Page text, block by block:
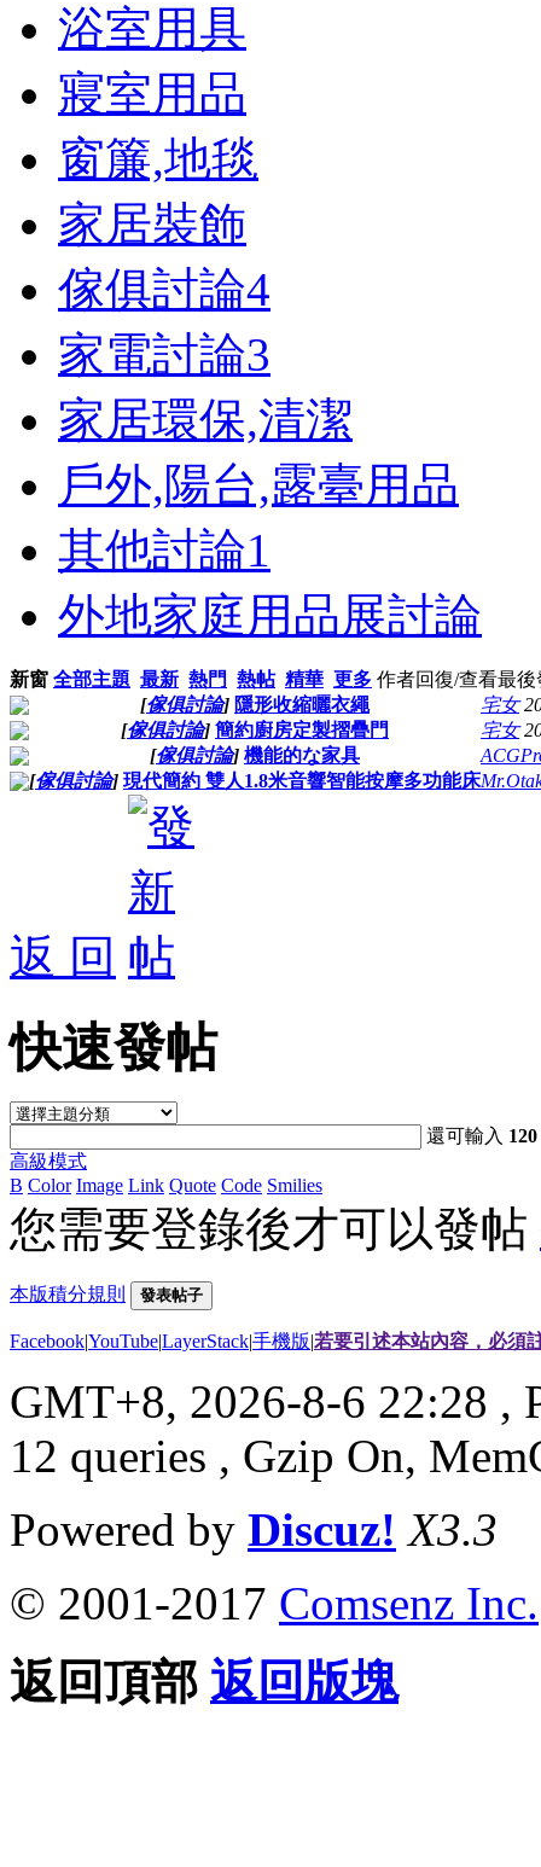
浴室用具
寢室用品
窗簾,地毯
家居裝飾
傢俱討論4
家電討論3
家居環保,清潔
戶外,陽台,露臺用品
其他討論1
外地家庭用品展討論
新窗 全部主題 最新 熱門 熱帖 精華 更多 作者回復/查看最後
[傢俱討論] 隱形收縮曬衣繩 宅女
[傢俱討論] 簡約廚房定製摺疊門 宅女
[傢俱討論] 機能的な家具
[傢俱討論] 現代簡約 雙人1.8米音響智能按摩多功能床
返 回
快速發帖
還可輸入 120
高級模式
B Color Image Link Quote Code Smilies
您需要登錄後才可以發帖
本版積分規則 發表帖子
Facebook|YouTube|LayerStack|手機版|若要引述本站內容，必須
GMT+8, 2026-8-6 22:28 ,
12 queries , Gzip On,
Powered by Discuz! X3.3
© 2001-2017 Comsenz Inc.
返回頂部 返回版塊